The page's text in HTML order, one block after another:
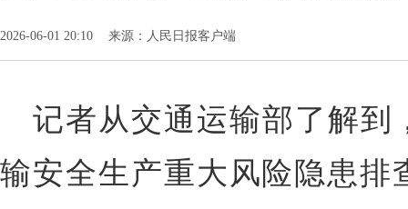
2026-06-01 20:10 来源：人民日报客户端
记者从交通运输部了解到
输安全生产重大风险隐患排